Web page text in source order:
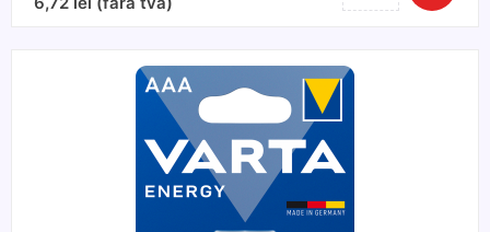
3V,
buton